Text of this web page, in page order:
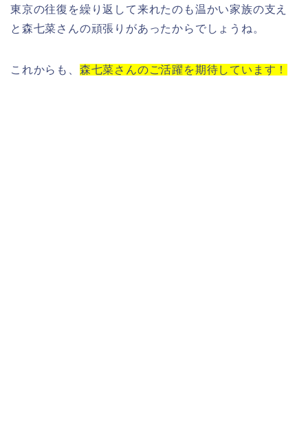
東京の往復を繰り返して来れたのも温かい家族の支え
と森七菜さんの頑張りがあったからでしょうね。
これからも、 森七菜さんのご活躍を期待しています！